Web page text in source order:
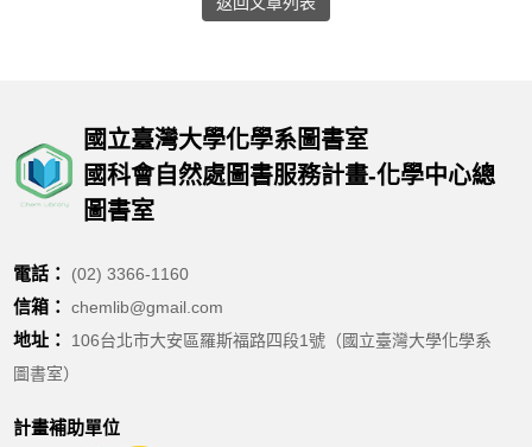
國立臺灣大學化學系圖書室
國科會自然處圖書服務計畫-化學中心總
圖書室
電話： (02) 3366-1160
信箱： chemlib@gmail.com
地址：
106台北市大安區羅斯福路四段1號（國立臺灣大學化學系
圖書室）
計畫補助單位